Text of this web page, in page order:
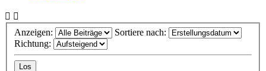
Anzeigen:
Sortiere nach:
Richtung: